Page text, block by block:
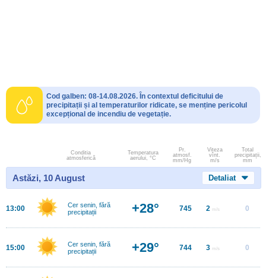
Cod galben: 08-14.08.2026. În contextul deficitului de
precipitații și al temperaturilor ridicate, se menține pericolul
excepțional de incendiu de vegetație.
Conditia
atmosferică
Temperatura
aerului, °C
Pr.
atmosf.
mm/Hg
Viteza
vînt.
m/s
Total
precipitații,
mm
Astăzi, 10 August Detaliat
13:00
Cer senin, fără
precipitații
+28° 745 2 m/s 0
15:00
Cer senin, fără
precipitații
+29° 744 3 m/s 0